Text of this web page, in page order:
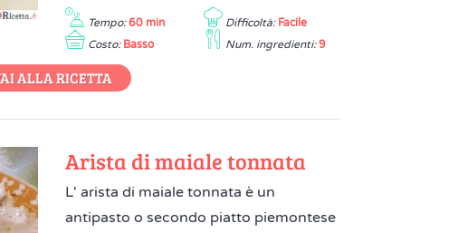
Tempo: 60 min Difficoltà: Facile
Costo: Basso Num. ingredienti: 9
ALLA RICETTA
Arista di maiale tonnata
L' arista di maiale tonnata è un
antipasto o secondo piatto piemontese